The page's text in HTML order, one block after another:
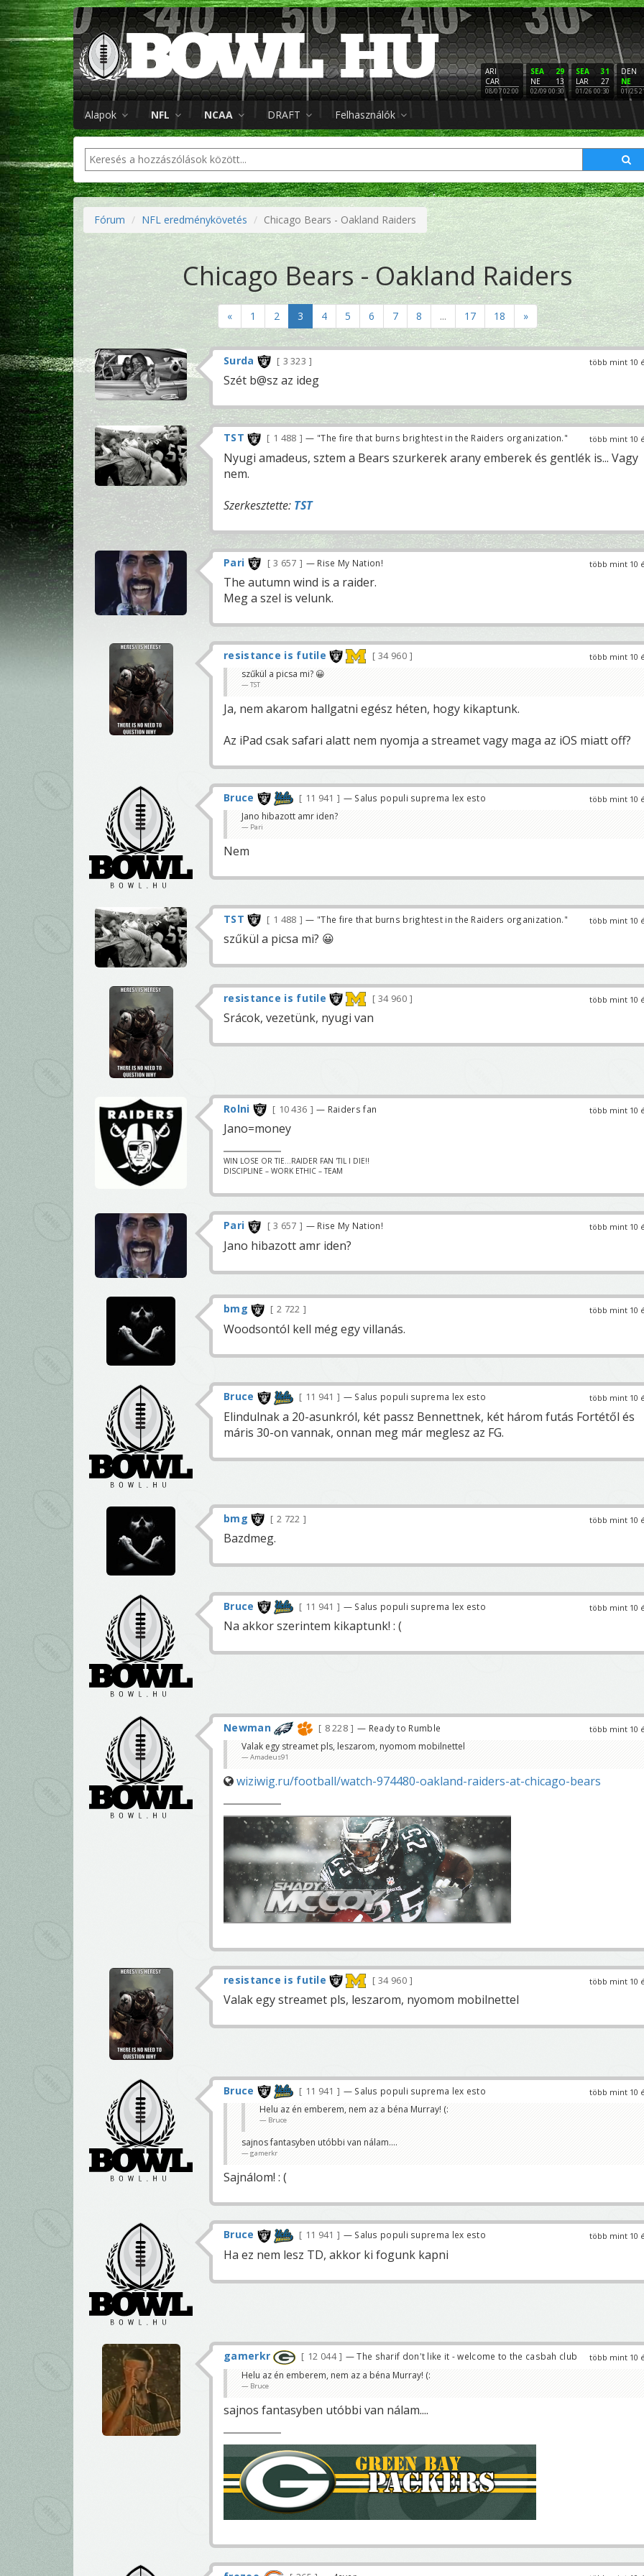
ARI
CAR
08/07 02:00
29
SEA
13
NE
02/09 00:30
31
SEA
27
LAR
01/26 00:30
DEN
NE
01/25
Alapok NFL NCAA DRAFT Felhasználók
Fórum NFL eredménykövetés Chicago Bears - Oakland Raiders
Chicago Bears - Oakland Raiders
« 1 2 3 4 5 6 7 8 ... 17 18 »
több mint 10
Surda 3 323
Szét b@sz az ideg
több mint 10
TST 1 488 — "The fire that burns brightest in the Raiders organization."
Nyugi amadeus, sztem a Bears szurkerek arany emberek és gentlék is... Vagy
nem.
Szerkesztette: TST
több mint 10
Pari 3 657 — Rise My Nation!
The autumn wind is a raider.
Meg a szel is velunk.
több mint 10
resistance is futile
34 960
szűkül a picsa mi? 😀
TST
Ja, nem akarom hallgatni egész héten, hogy kikaptunk.
Az iPad csak safari alatt nem nyomja a streamet vagy maga az iOS miatt off?
több mint 10
Bruce 11 941 — Salus populi suprema lex esto
Jano hibazott amr iden?
Pari
Nem
több mint 10
TST 1 488 — "The fire that burns brightest in the Raiders organization."
szűkül a picsa mi? 😀
több mint 10
resistance is futile 34 960
Srácok, vezetünk, nyugi van
több mint 10
Rolni 10 436 — Raiders fan
Jano=money
WIN LOSE OR TIE...RAIDER FAN 'TIL I DIE!!
DISCIPLINE – WORK ETHIC – TEAM
több mint 10
Pari 3 657 — Rise My Nation!
Jano hibazott amr iden?
több mint 10
bmg 2 722
Woodsontól kell még egy villanás.
több mint 10
Bruce 11 941 — Salus populi suprema lex esto
Elindulnak a 20-asunkról, két passz Bennettnek, két három futás Fortétől és
máris 30-on vannak, onnan meg már meglesz az FG.
több mint 10
bmg 2 722
Bazdmeg.
több mint 10
Bruce 11 941 — Salus populi suprema lex esto
Na akkor szerintem kikaptunk! : (
több mint 10
Newman 8 228 — Ready to Rumble
Valak egy streamet pls, leszarom, nyomom mobilnettel
Amadeus91
wiziwig.ru/football/watch-974480-oakland-raiders-at-chicago-bears
több mint 10
resistance is futile 34 960
Valak egy streamet pls, leszarom, nyomom mobilnettel
több mint 10
Bruce 11 941 — Salus populi suprema lex esto
Helu az én emberem, nem az a béna Murray! (:
Bruce
sajnos fantasyben utóbbi van nálam....
gamerkr
Sajnálom! : (
több mint 10
Bruce 11 941 — Salus populi suprema lex esto
Ha ez nem lesz TD, akkor ki fogunk kapni
több mint 10
gamerkr 12 044 — The sharif don't like it - welcome to the casbah club
Helu az én emberem, nem az a béna Murray! (:
Bruce
sajnos fantasyben utóbbi van nálam....